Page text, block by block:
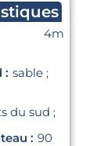
4m
: sable ;
du sud ;
: 90